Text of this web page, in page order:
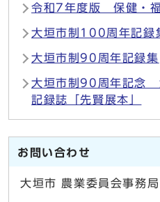
令和7年度版 保健・
大垣市制100周年記録
大垣市制90周年記録集
大垣市制90周年記念
記録誌「先賢展本」
お問い合わせ
大垣市 農業委員会事務